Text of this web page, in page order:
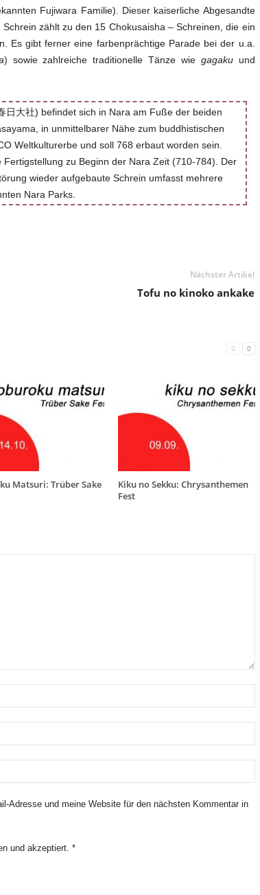
Fujiwara Familie). Dieser kaiserliche Abgesandte
zählt zu den 15 Chokusaisha – Schreinen, die ein
Es gibt ferner eine farbenprächtige Parade bei der u.a.
) sowie zahlreiche traditionelle Tänze wie gagakuund
日大社) befindet sich in Nara am Fuße der beiden
in unmittelbarer Nähe zum buddhistischen
Weltkulturerbe und soll 768 erbaut worden sein.
zu Beginn der Nara Zeit (710-784). Der
wieder aufgebaute Schrein umfasst mehrere
Nara Parks.
Nächster Artikel
Tofu no kinoko ankake
Matsuri: Trüber Sake
Kiku no Sekku: Chrysanthemen
Fest
Adresse und meine Website für den nächsten Kommentar in
und akzeptiert. *